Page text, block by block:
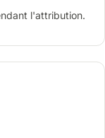
l'attribution.